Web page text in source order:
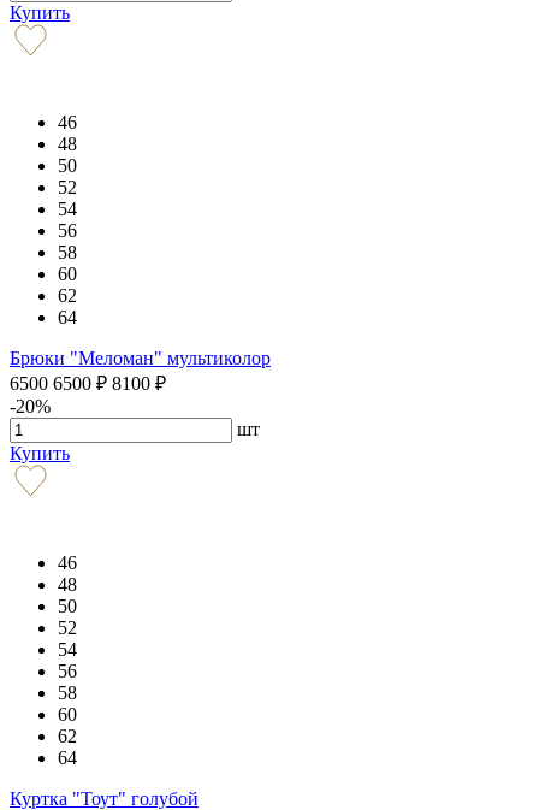
Купить
46
48
50
52
54
56
58
60
62
64
Брюки "Меломан" мультиколор
6500 6500 ₽ 8100 ₽
-20%
шт
Купить
46
48
50
52
54
56
58
60
62
64
Куртка "Тоут" голубой